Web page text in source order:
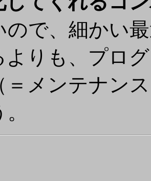
ので、細かい
よりも、プロ
＝メンテナン